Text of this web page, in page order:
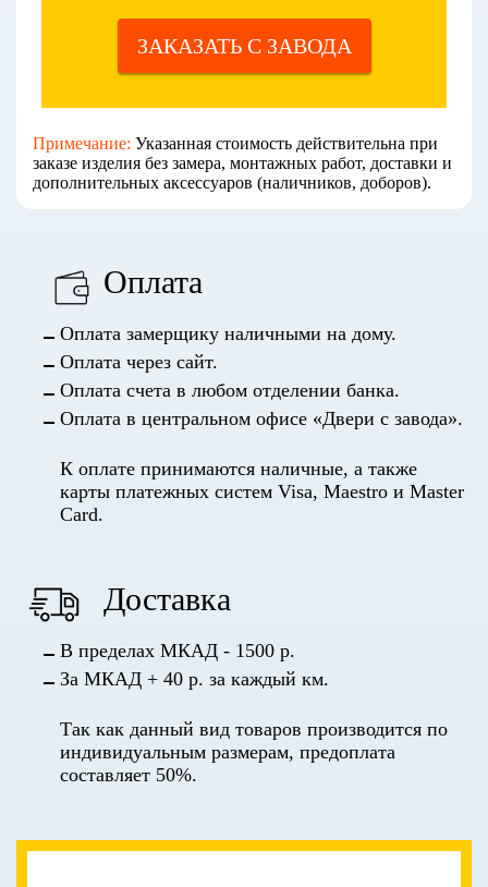
ЗАКАЗАТЬ С ЗАВОДА
Примечание: Указанная стоимость действительна при
заказе изделия без замера, монтажных работ, доставки и
дополнительных аксессуаров (наличников, доборов).
Оплата
Оплата замерщику наличными на дому.
Оплата через сайт.
Оплата счета в любом отделении банка.
Оплата в центральном офисе «Двери с завода».
К оплате принимаются наличные, а также
карты платежных систем Visa, Maestro и Master
Card.
Доставка
В пределах МКАД - 1500 р.
За МКАД + 40 р. за каждый км.
Так как данный вид товаров производится по
индивидуальным размерам, предоплата
составляет 50%.